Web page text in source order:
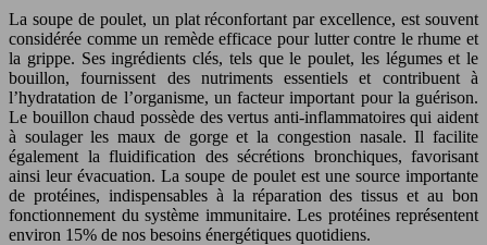
La soupe de poulet, un plat réconfortant par excellence, est souvent
considérée comme un remède efficace pour lutter contre le rhume et
la grippe. Ses ingrédients clés, tels que le poulet, les légumes et le
bouillon, fournissent des nutriments essentiels et contribuent à
l’hydratation de l’organisme, un facteur important pour la guérison.
Le bouillon chaud possède des vertus anti-inflammatoires qui aident
à soulager les maux de gorge et la congestion nasale. Il facilite
également la fluidification des sécrétions bronchiques, favorisant
ainsi leur évacuation. La soupe de poulet est une source importante
de protéines, indispensables à la réparation des tissus et au bon
fonctionnement du système immunitaire. Les protéines représentent
environ 15% de nos besoins énergétiques quotidiens.